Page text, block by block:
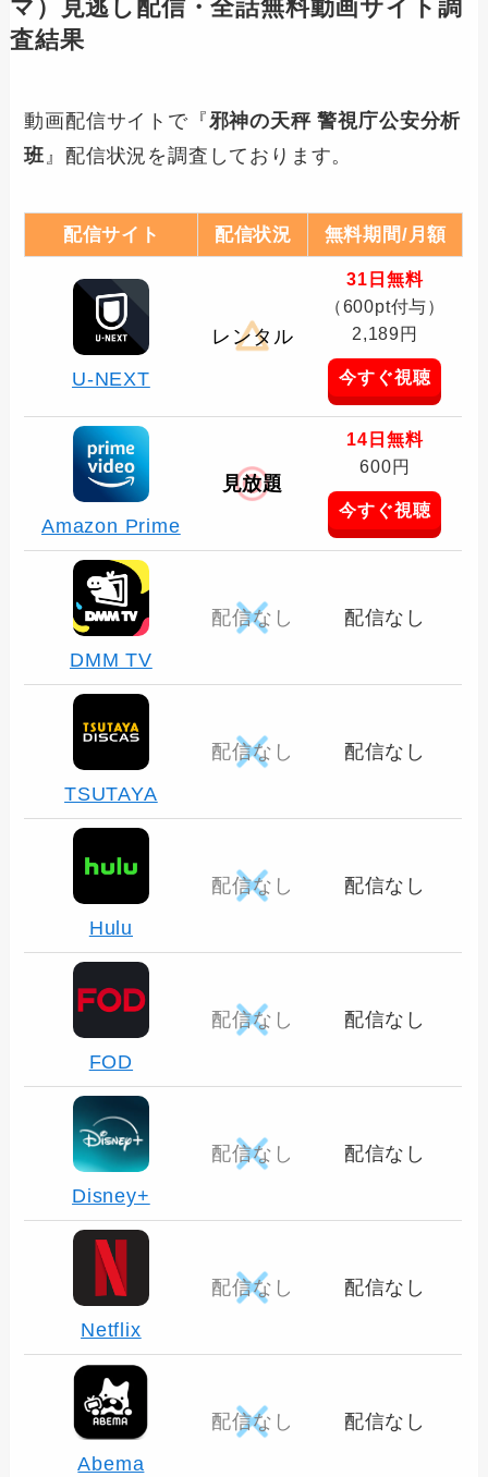
マ）見逃し配信・全話無料動画サイト調
査結果
動画配信サイトで『邪神の天秤 警視庁公安分析
班』配信状況を調査しております。
配信サイト 配信状況 無料期間/月額
U-NEXT
レンタル
31日無料
（600pt付与）
2,189円
今すぐ視聴
Amazon Prime
見放題
14日無料
600円
今すぐ視聴
DMM TV
配信なし 配信なし
TSUTAYA
配信なし 配信なし
Hulu
配信なし 配信なし
FOD
配信なし 配信なし
Disney+
配信なし 配信なし
Netflix
配信なし 配信なし
Abema
配信なし 配信なし